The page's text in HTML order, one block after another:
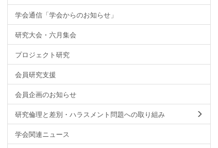
学会通信「学会からのお知らせ」
研究大会・六月集会
プロジェクト研究
会員研究支援
会員企画のお知らせ
研究倫理と差別・ハラスメント問題への取り組み
学会関連ニュース